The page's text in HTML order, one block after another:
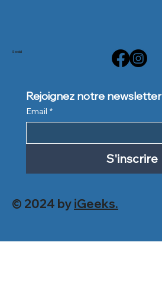
Social
Rejoignez notre newsletter
Email *
S'inscrire
© 2024 by iGeeks.